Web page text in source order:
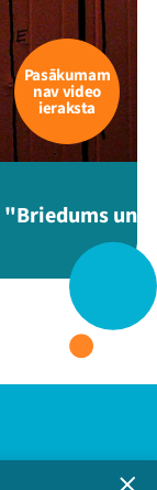
Flick TikTok
Pasākumam
nav video
ieraksta
un